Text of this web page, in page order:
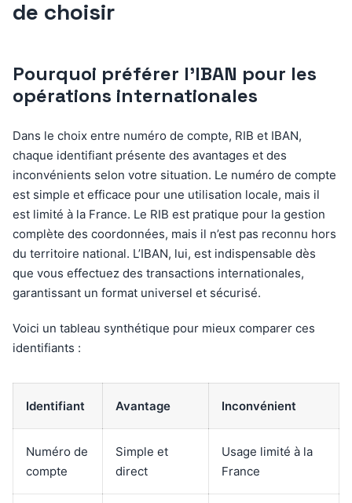
de choisir
Pourquoi préférer l’IBAN pour les
opérations internationales
Dans le choix entre numéro de compte, RIB et IBAN,
chaque identifiant présente des avantages et des
inconvénients selon votre situation. Le numéro de compte
est simple et efficace pour une utilisation locale, mais il
est limité à la France. Le RIB est pratique pour la gestion
complète des coordonnées, mais il n’est pas reconnu hors
du territoire national. L’IBAN, lui, est indispensable dès
que vous effectuez des transactions internationales,
garantissant un format universel et sécurisé.
Voici un tableau synthétique pour mieux comparer ces
identifiants :
Identifiant Avantage Inconvénient
Numéro de
compte
Simple et
direct
Usage limité à la
France